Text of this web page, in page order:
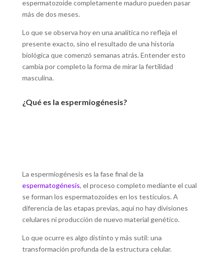
espermatozoide completamente maduro pueden pasar
más de dos meses.
Lo que se observa hoy en una analítica no refleja el
presente exacto, sino el resultado de una historia
biológica que comenzó semanas atrás. Entender esto
cambia por completo la forma de mirar la fertilidad
masculina.
¿Qué es la espermiogénesis?
La espermiogénesis es la fase final de la
espermatogénesis, el proceso completo mediante el cual
se forman los espermatozoides en los testículos. A
diferencia de las etapas previas, aquí no hay divisiones
celulares ni producción de nuevo material genético.
Lo que ocurre es algo distinto y más sutil: una
transformación profunda de la estructura celular.